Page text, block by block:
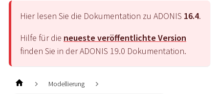
Hier lesen Sie die Dokumentation zu ADONIS 16.4.
Hilfe für die neueste veröffentlichte Version
finden Sie in der ADONIS 19.0 Dokumentation.
Modellierung